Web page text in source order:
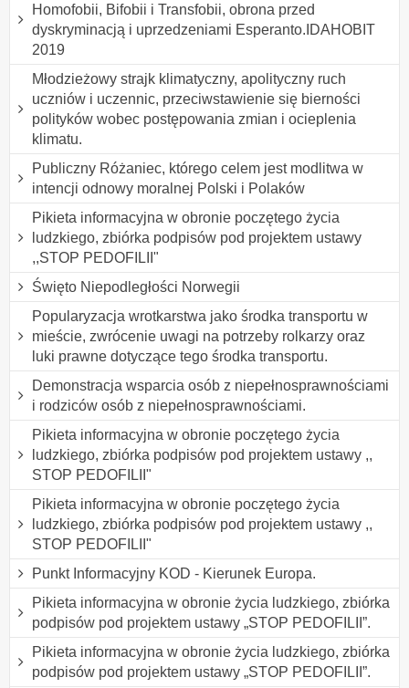
Homofobii, Bifobii i Transfobii, obrona przed
dyskryminacją i uprzedzeniami Esperanto.IDAHOBIT
2019
Młodzieżowy strajk klimatyczny, apolityczny ruch
uczniów i uczennic, przeciwstawienie się bierności
polityków wobec postępowania zmian i ocieplenia
klimatu.
Publiczny Różaniec, którego celem jest modlitwa w
intencji odnowy moralnej Polski i Polaków
Pikieta informacyjna w obronie poczętego życia
ludzkiego, zbiórka podpisów pod projektem ustawy
,,STOP PEDOFILII"
Święto Niepodległości Norwegii
Popularyzacja wrotkarstwa jako środka transportu w
mieście, zwrócenie uwagi na potrzeby rolkarzy oraz
luki prawne dotyczące tego środka transportu.
Demonstracja wsparcia osób z niepełnosprawnościami
i rodziców osób z niepełnosprawnościami.
Pikieta informacyjna w obronie poczętego życia
ludzkiego, zbiórka podpisów pod projektem ustawy ,,
STOP PEDOFILII"
Pikieta informacyjna w obronie poczętego życia
ludzkiego, zbiórka podpisów pod projektem ustawy ,,
STOP PEDOFILII"
Punkt Informacyjny KOD - Kierunek Europa.
Pikieta informacyjna w obronie życia ludzkiego, zbiórka
podpisów pod projektem ustawy „STOP PEDOFILII”.
Pikieta informacyjna w obronie życia ludzkiego, zbiórka
podpisów pod projektem ustawy „STOP PEDOFILII”.